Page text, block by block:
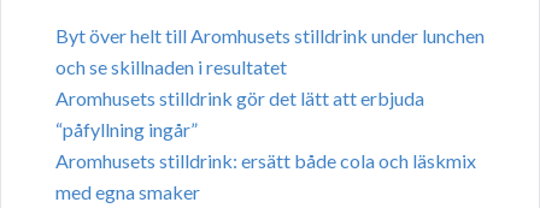
Byt över helt till Aromhusets stilldrink under lunchen
och se skillnaden i resultatet
Aromhusets stilldrink gör det lätt att erbjuda
“påfyllning ingår”
Aromhusets stilldrink: ersätt både cola och läskmix
med egna smaker